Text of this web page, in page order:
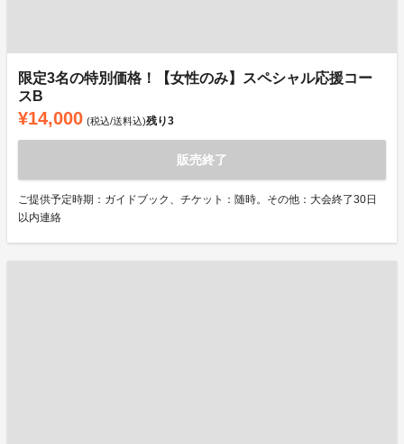
限定3名の特別価格！【女性のみ】スペシャル応援コー
スB
¥14,000 (税込/送料込)残り3
販売終了
ご提供予定時期：ガイドブック、チケット：随時。その他：大会終了30日
以内連絡